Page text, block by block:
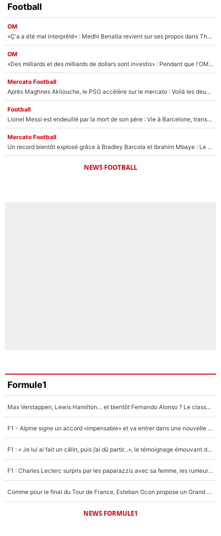
Football
OM
«Ç'a a été mal interprêté» : Medhi Benatia revient sur ses propos dans The Bridge et précise ses conditions pour rejoindre le PSG !
OM
«Des milliards et des milliards de dollars sont investis» : Pendant que l'OM est en pleine crise financière, Frank McCourt lance un nouveau projet à 260M€ !
Mercato Football
Après Maghnes Akliouche, le PSG accèlère sur le mercato : Voilà les deux nouvelles recrues qui vont signer la semaine prochaine ?
Football
Lionel Messi est endeuillé par la mort de son père : Vie à Barcelone, transfert au PSG... voilà comment Jorge Messi a joué un rôle essentiel dans sa carrière !
Mercato Football
Un record bientôt explosé grâce à Bradley Barcola et Ibrahim Mbaye : Le PSG sur le point de réaliser un mercato historique ?
NEWS FOOTBALL
Formule1
Max Verstappen, Lewis Hamilton… et bientôt Fernando Alonso ? Le classement des pilotes les mieux payés en Formule 1 risque de changer !
F1 - Alpine signe un accord «impensable» et va entrer dans une nouvelle dimension : Grande nouvelle pour Pierre Gasly !
F1 : « Je lui ai fait un câlin, puis j’ai dû partir...», le témoignage émouvant de Max Verstappen sur sa fille
F1 : Charles Leclerc surpris par les paparazzis avec sa femme, les rumeurs étaient vraies !
Comme pour le final du Tour de France, Esteban Ocon propose un Grand Prix de Formule 1 à Paris : «Autour de l’Arc de Triomphe, ce serait génial» !
NEWS FORMULE1